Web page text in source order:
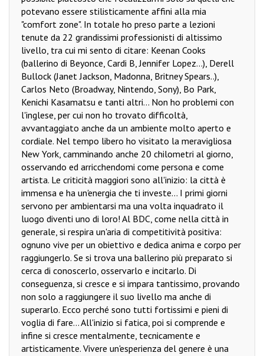
potevano essere stilisticamente affini alla mia
"comfort zone". In totale ho preso parte a lezioni
tenute da 22 grandissimi professionisti di altissimo
livello, tra cui mi sento di citare: Keenan Cooks
(ballerino di Beyonce, Cardi B, Jennifer Lopez...), Derell
Bullock (Janet Jackson, Madonna, Britney Spears..),
Carlos Neto (Broadway, Nintendo, Sony), Bo Park,
Kenichi Kasamatsu e tanti altri... Non ho problemi con
l'inglese, per cui non ho trovato difficoltà,
avvantaggiato anche da un ambiente molto aperto e
cordiale. Nel tempo libero ho visitato la meravigliosa
New York, camminando anche 20 chilometri al giorno,
osservando ed arricchendomi come persona e come
artista. Le criticità maggiori sono all'inizio: la città è
immensa e ha un'energia che ti investe... I primi giorni
servono per ambientarsi ma una volta inquadrato il
luogo diventi uno di loro! Al BDC, come nella città in
generale, si respira un'aria di competitività positiva:
ognuno vive per un obiettivo e dedica anima e corpo per
raggiungerlo. Se si trova una ballerino più preparato si
cerca di conoscerlo, osservarlo e incitarlo. Di
conseguenza, si cresce e si impara tantissimo, provando
non solo a raggiungere il suo livello ma anche di
superarlo. Ecco perché sono tutti fortissimi e pieni di
voglia di fare... All'inizio si fatica, poi si comprende e
infine si cresce mentalmente, tecnicamente e
artisticamente. Vivere un'esperienza del genere è una